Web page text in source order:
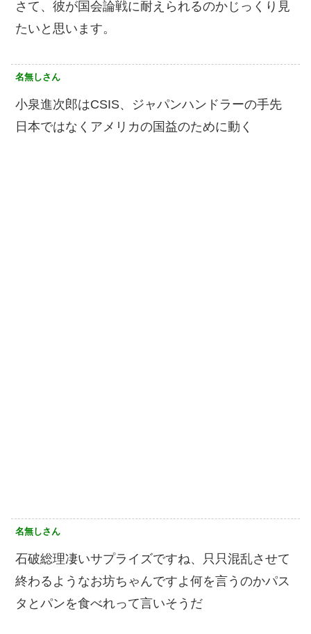
さて、彼が国会論戦に耐えられるのかじっくり見
たいと思います。
名無しさん
小泉進次郎はCSIS、ジャパンハンドラーの手先
日本ではなくアメリカの国益のために動く
名無しさん
石破総理凄いサプライズですね、只只混乱させて
終わるようなお坊ちゃんですよ何を言うのかパス
タとパンを食べれって言いそうだ